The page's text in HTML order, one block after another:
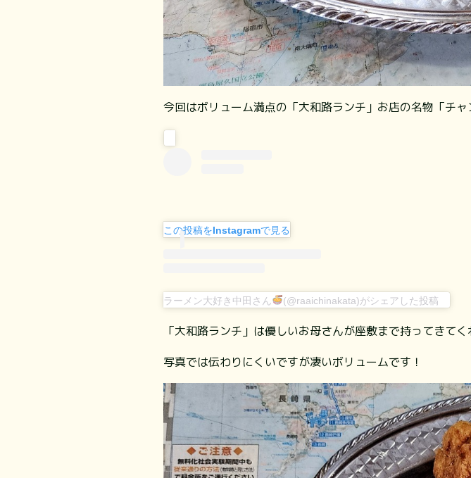
今回はボリューム満点の「大和路ランチ」お店の名物「チ
この投稿をInstagramで見る
ラーメン大好き中田さん (@raaichinakata)がシェアした投稿
「大和路ランチ」は優しいお母さんが座敷まで持ってきて
写真では伝わりにくいですが凄いボリュームです！⁡